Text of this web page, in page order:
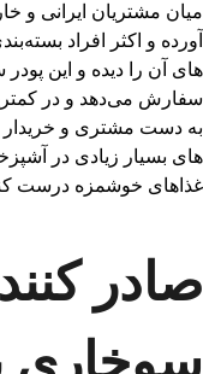
میان مشتریان ایرانی
آورده و اکثر افراد
های آن را دیده و این پودر
سفارش می‌دهد و در
به دست مشتری و خریدار
های بسیار زیادی در
غذاهای خوشمزه درست
صادر